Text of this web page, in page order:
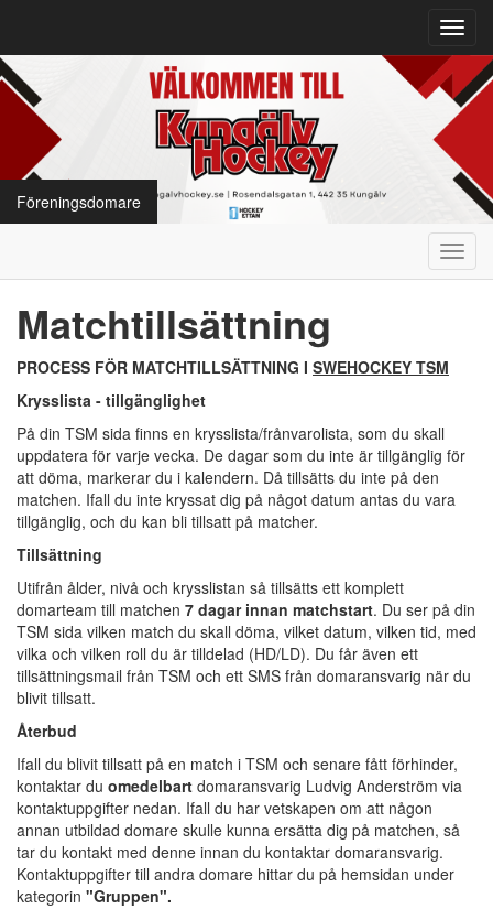
Föreningsdomare
Matchtillsättning
PROCESS FÖR MATCHTILLSÄTTNING I SWEHOCKEY TSM
Krysslista - tillgänglighet
På din TSM sida finns en krysslista/frånvarolista, som du skall
uppdatera för varje vecka. De dagar som du inte är tillgänglig för
att döma, markerar du i kalendern. Då tillsätts du inte på den
matchen. Ifall du inte kryssat dig på något datum antas du vara
tillgänglig, och du kan bli tillsatt på matcher.
Tillsättning
Utifrån ålder, nivå och krysslistan så tillsätts ett komplett
domarteam till matchen 7 dagar innan matchstart. Du ser på din
TSM sida vilken match du skall döma, vilket datum, vilken tid, med
vilka och vilken roll du är tilldelad (HD/LD). Du får även ett
tillsättningsmail från TSM och ett SMS från domaransvarig när du
blivit tillsatt.
Återbud
Ifall du blivit tillsatt på en match i TSM och senare fått förhinder,
kontaktar du omedelbart domaransvarig Ludvig Anderström via
kontaktuppgifter nedan. Ifall du har vetskapen om att någon
annan utbildad domare skulle kunna ersätta dig på matchen, så
tar du kontakt med denne innan du kontaktar domaransvarig.
Kontaktuppgifter till andra domare hittar du på hemsidan under
kategorin "Gruppen".